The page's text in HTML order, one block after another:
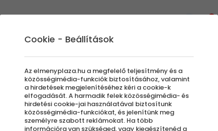
Motorcsónakok és Yachtok
Legyen szó a Balatonról vagy a Dunáról,
élményink között izgalmasnál izgalmasabb
motorcsónakos illetve yachtos élmények
között válogathatsz.
Egy kellemes budapesti városnézés vagy egy
Cookie - Beállítások
Az elmenyplaza.hu a megfelelő teljesítmény és a
közösségimédia-funkciók biztosításához, valamint
a hirdetések megjelenítéséhez kéri a cookie-k
elfogadását. A harmadik felek közösségimédia- és
hirdetési cookie-jai használatával biztosítunk
közösségimédia-funkciókat, és jelenítünk meg
személyre szabott reklámokat. Ha több
információra van szükséged, vagy kiegészítenéd a